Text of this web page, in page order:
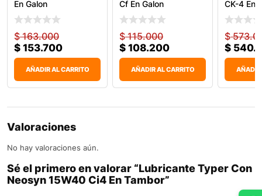
En Galon
$163.000
$ 153.700
AÑADIR AL CARRITO
Cf En Galon
$115.000
$ 108.200
AÑADIR AL CARRITO
CK-4 En
$
$
AÑADIR
Valoraciones
No hay valoraciones aún.
Sé el primero en valorar “Lubricante Typer Con
Neosyn 15W40 Ci4 En Tambor”